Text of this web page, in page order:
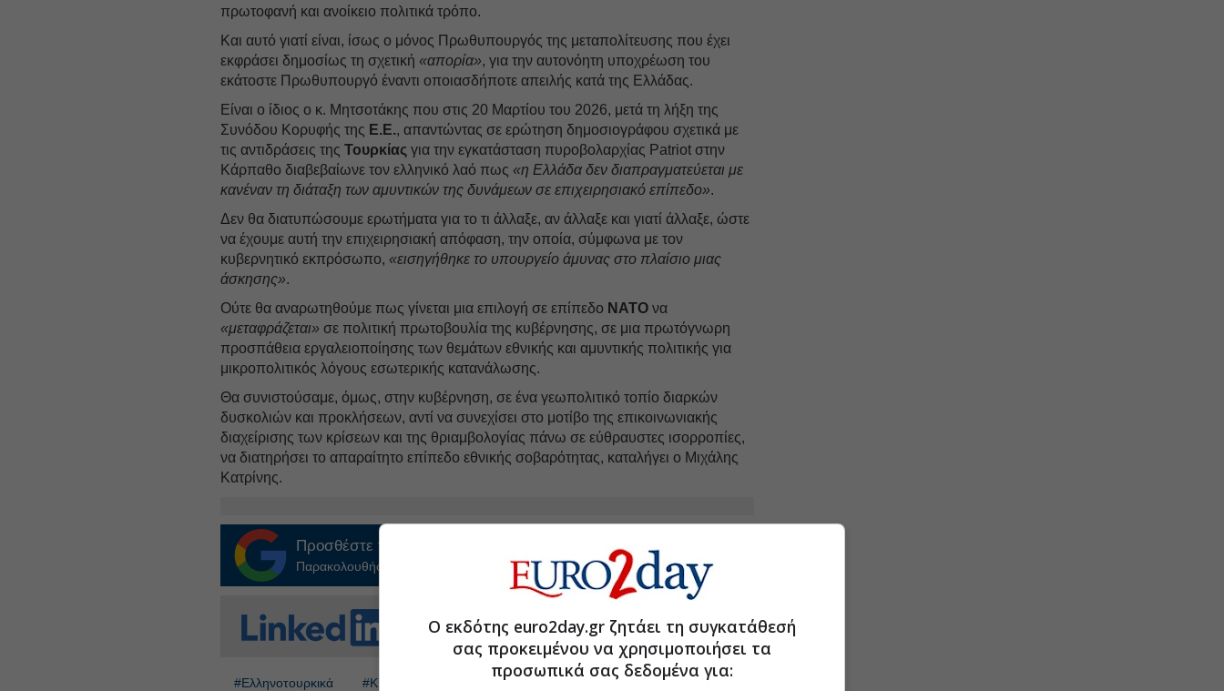
πρωτοφανή και ανοίκειο πολιτικά τρόπο.
Και αυτό γιατί είναι, ίσως ο μόνος Πρωθυπουργός της μεταπολίτευσης που έχει
εκφράσει δημοσίως τη σχετική«απορία», για την αυτονόητη υποχρέωση του
εκάτοστε Πρωθυπουργό έναντι οποιασδήποτε απειλής κατά της Ελλάδας.
Είναι ο ίδιος ο κ. Μητσοτάκης που στις 20 Μαρτίου του 2026, μετά τη λήξη της
Συνόδου Κορυφής της Ε.Ε., απαντώντας σε ερώτηση δημοσιογράφου σχετικά με
τις αντιδράσεις τηςΤουρκίας για την εγκατάσταση πυροβολαρχίας Patriot στην
Κάρπαθο διαβεβαίωνε τον ελληνικό λαό πως«η Ελλάδα δεν διαπραγματεύεται με
κανέναν τη διάταξη των αμυντικών της δυνάμεων σε επιχειρησιακό επίπεδο».
Δεν θα διατυπώσουμε ερωτήματα για το τι άλλαξε, αν άλλαξε και γιατί άλλαξε, ώστε
να έχουμε αυτή την επιχειρησιακή απόφαση, την οποία, σύμφωνα με τον
κυβερνητικό εκπρόσωπο,«εισηγήθηκε το υπουργείο άμυνας στο πλαίσιο μιας
άσκησης».
Ούτε θα αναρωτηθούμε πως γίνεται μια επιλογή σε επίπεδο ΝΑΤΟ να
«μεταφράζεται» σε πολιτική πρωτοβουλία της κυβέρνησης, σε μια πρωτόγνωρη
προσπάθεια εργαλειοποίησης των θεμάτων εθνικής και αμυντικής πολιτικής για
μικροπολιτικός λόγους εσωτερικής κατανάλωσης.
Θα συνιστούσαμε, όμως, στην κυβέρνηση, σε ένα γεωπολιτικό τοπίο διαρκών
δυσκολιών και προκλήσεων, αντί να συνεχίσει στο μοτίβο της επικοινωνιακής
διαχείρισης των κρίσεων και της θριαμβολογίας πάνω σε εύθραυστες ισορροπίες,
να διατηρήσει το απαραίτητο επίπεδο εθνικής σοβαρότητας, καταλήγει ο Μιχάλης
Κατρίνης.
Προσθέστε το Google Discover!
Παρακολουθήστε τις εξελίξεις με την υπογραφη εγκυρότητας του Euro2day.gr
FOLLOW US
Ακολουθήστε τη σελίδα του Euro2day.gr Linkedin
#Ελληνοτουρκικά #ΚΥΣΕΑ #Μιχάλης Κατρίνης
Ο εκδότης euro2day.gr ζητάει τη συγκατάθεσή
σας προκειμένου να χρησιμοποιήσει τα
προσωπικά σας δεδομένα για: